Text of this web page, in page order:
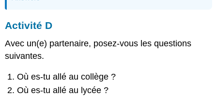
Activité D
Avec un(e) partenaire, posez-vous les questions
suivantes.
Où es-tu allé au collège ?
Où es-tu allé au lycée ?